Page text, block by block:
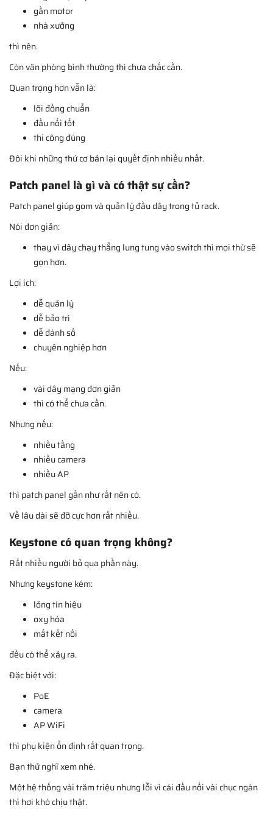
gần motor
nhà xưởng
thì nên.
Còn văn phòng bình thường thì chưa chắc cần.
Quan trọng hơn vẫn là:
lõi đồng chuẩn
đầu nối tốt
thi công đúng
Đôi khi những thứ cơ bản lại quyết định nhiều nhất.
Patch panel là gì và có thật sự cần?
Patch panel giúp gom và quản lý đầu dây trong tủ rack.
Nói đơn giản:
thay vì dây chạy thẳng lung tung vào switch thì mọi thứ sẽ
gọn hơn.
Lợi ích:
dễ quản lý
dễ bảo trì
dễ đánh số
chuyên nghiệp hơn
Nếu:
vài dây mạng đơn giản
thì có thể chưa cần.
Nhưng nếu:
nhiều tầng
nhiều camera
nhiều AP
thì patch panel gần như rất nên có.
Về lâu dài sẽ đỡ cực hơn rất nhiều.
Keystone có quan trọng không?
Rất nhiều người bỏ qua phần này.
Nhưng keystone kém:
lỏng tín hiệu
oxy hóa
mất kết nối
đều có thể xảy ra.
Đặc biệt với:
PoE
camera
AP WiFi
thì phụ kiện ổn định rất quan trọng.
Bạn thử nghĩ xem nhé.
Một hệ thống vài trăm triệu nhưng lỗi vì cái đầu nối vài chục ngàn
thì hơi khó chịu thật.